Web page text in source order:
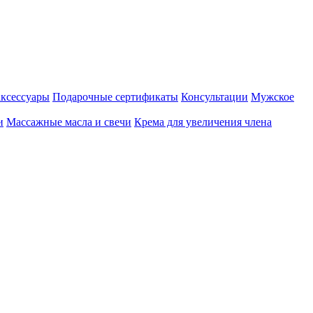
Подарочные сертификаты Консультации Мужское
Массажные масла и свечи Крема для увеличения члена